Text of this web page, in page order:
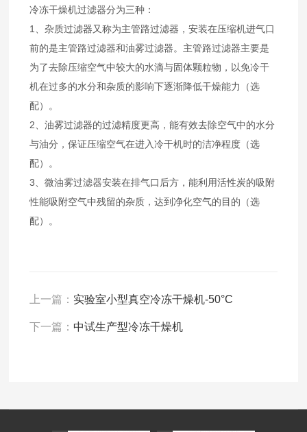
冷冻干燥机过滤器分为三种：
1、杂质过滤器又称为主管路过滤器，安装在压缩机进气口
前的是主管路过滤器和油雾过滤器。主管路过滤器主要是
为了去除压缩空气中较大的水滴与固体颗粒物，以免冷干
机在过多的水分和杂质的影响下逐渐降低干燥能力（选
配）。
2、油雾过滤器的过滤精度更高，能有效去除空气中的水分
与油分，保证压缩空气在进入冷干机时的洁净程度（选
配）。
3、微油雾过滤器安装在排气口后方，能利用活性炭的吸附
性能吸附空气中残留的杂质，达到净化空气的目的（选
配）。
上一篇： 实验室小型真空冷冻干燥机-50°C
下一篇： 中试生产型冷冻干燥机